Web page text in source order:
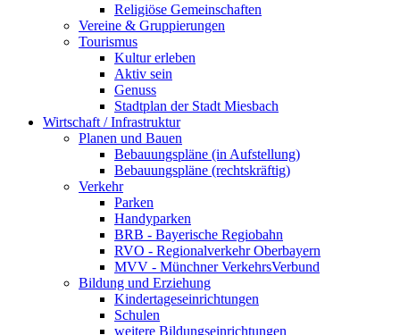
Religiöse Gemeinschaften
Vereine & Gruppierungen
Tourismus
Kultur erleben
Aktiv sein
Genuss
Stadtplan der Stadt Miesbach
Wirtschaft / Infrastruktur
Planen und Bauen
Bebauungspläne (in Aufstellung)
Bebauungspläne (rechtskräftig)
Verkehr
Parken
Handyparken
BRB - Bayerische Regiobahn
RVO - Regionalverkehr Oberbayern
MVV - Münchner VerkehrsVerbund
Bildung und Erziehung
Kindertageseinrichtungen
Schulen
weitere Bildungseinrichtungen